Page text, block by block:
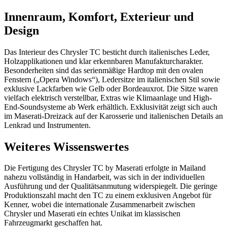
Innenraum, Komfort, Exterieur und
Design
Das Interieur des Chrysler TC besticht durch italienisches Leder,
Holzapplikationen und klar erkennbaren Manufakturcharakter.
Besonderheiten sind das serienmäßige Hardtop mit den ovalen
Fenstern („Opera Windows“), Ledersitze im italienischen Stil sowie
exklusive Lackfarben wie Gelb oder Bordeauxrot. Die Sitze waren
vielfach elektrisch verstellbar, Extras wie Klimaanlage und High-
End-Soundsysteme ab Werk erhältlich. Exklusivität zeigt sich auch
im Maserati-Dreizack auf der Karosserie und italienischen Details an
Lenkrad und Instrumenten.
Weiteres Wissenswertes
Die Fertigung des Chrysler TC by Maserati erfolgte in Mailand
nahezu vollständig in Handarbeit, was sich in der individuellen
Ausführung und der Qualitätsanmutung widerspiegelt. Die geringe
Produktionszahl macht den TC zu einem exklusiven Angebot für
Kenner, wobei die internationale Zusammenarbeit zwischen
Chrysler und Maserati ein echtes Unikat im klassischen
Fahrzeugmarkt geschaffen hat.